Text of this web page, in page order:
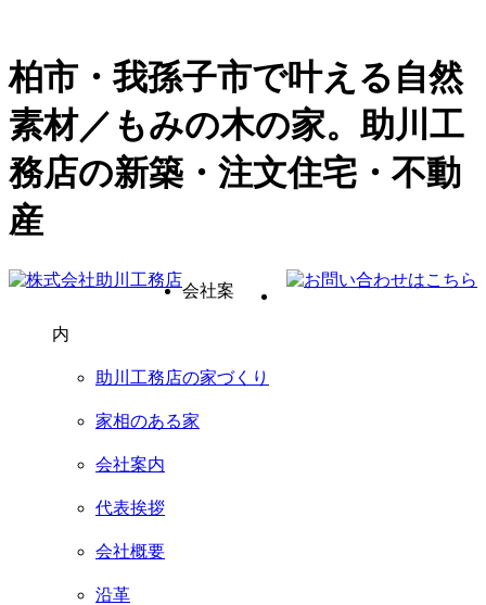
柏市・我孫子市で叶える自然
素材／もみの木の家。助川工
務店の新築・注文住宅・不動
産
会社案
内
助川工務店の家づくり
家相のある家
会社案内
代表挨拶
会社概要
沿革